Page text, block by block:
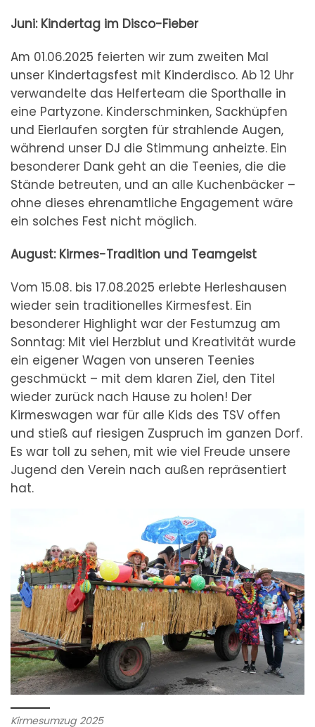
Juni: Kindertag im Disco-Fieber
Am 01.06.2025 feierten wir zum zweiten Mal
unser Kindertagsfest mit Kinderdisco. Ab 12 Uhr
verwandelte das Helferteam die Sporthalle in
eine Partyzone. Kinderschminken, Sackhüpfen
und Eierlaufen sorgten für strahlende Augen,
während unser DJ die Stimmung anheizte. Ein
besonderer Dank geht an die Teenies, die die
Stände betreuten, und an alle Kuchenbäcker –
ohne dieses ehrenamtliche Engagement wäre
ein solches Fest nicht möglich.
August: Kirmes-Tradition und Teamgeist
Vom 15.08. bis 17.08.2025 erlebte Herleshausen
wieder sein traditionelles Kirmesfest. Ein
besonderer Highlight war der Festumzug am
Sonntag: Mit viel Herzblut und Kreativität wurde
ein eigener Wagen von unseren Teenies
geschmückt – mit dem klaren Ziel, den Titel
wieder zurück nach Hause zu holen! Der
Kirmeswagen war für alle Kids des TSV offen
und stieß auf riesigen Zuspruch im ganzen Dorf.
Es war toll zu sehen, mit wie viel Freude unsere
Jugend den Verein nach außen repräsentiert
hat.
Kirmesumzug 2025